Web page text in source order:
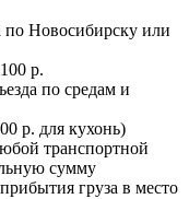
по Новосибирску или
р.
по средам и
р. для кухонь)
транспортной
сумму
груза в место